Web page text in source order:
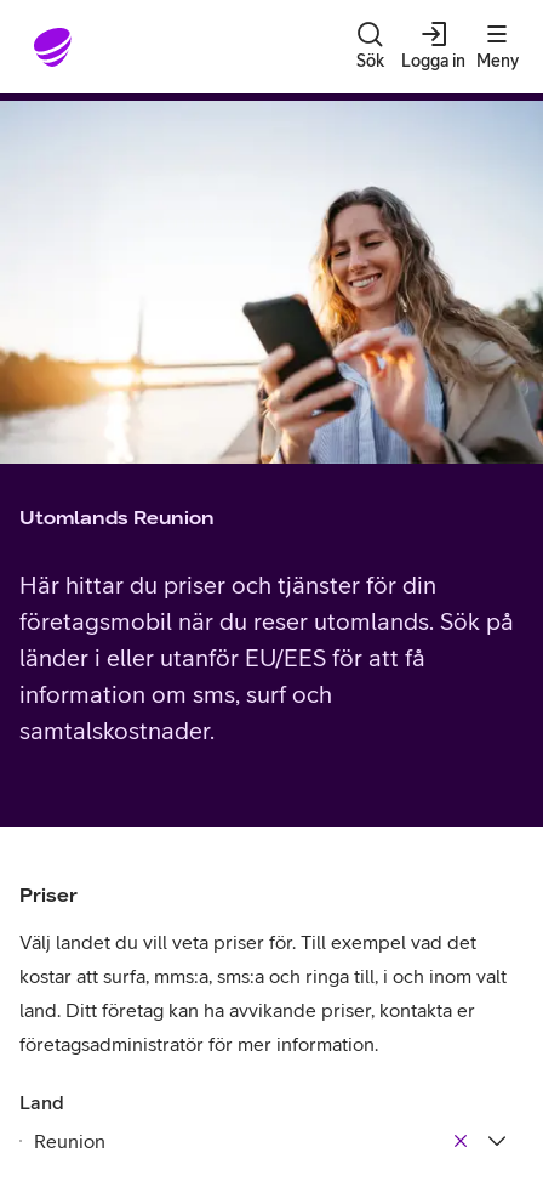
Gå till sidans innehåll
Sök Logga in Meny
Utomlands Reunion
Här hittar du priser och tjänster för din
företagsmobil när du reser utomlands. Sök på
länder i eller utanför EU/EES för att få
information om sms, surf och
samtalskostnader.
Priser
Välj landet du vill veta priser för. Till exempel vad det
kostar att surfa, mms:a, sms:a och ringa till, i och inom valt
land. Ditt företag kan ha avvikande priser, kontakta er
företagsadministratör för mer information.
Land